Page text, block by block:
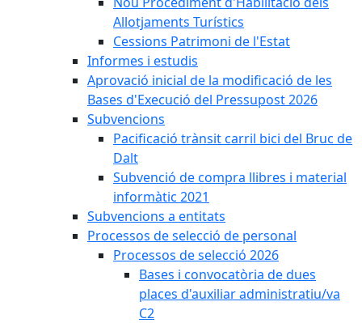
Allotjaments Turístics
Cessions Patrimoni de l'Estat
Informes i estudis
Aprovació inicial de la modificació de les
Bases d'Execució del Pressupost 2026
Subvencions
Pacificació trànsit carril bici del Bruc de
Dalt
Subvenció de compra llibres i material
informàtic 2021
Subvencions a entitats
Processos de selecció de personal
Processos de selecció 2026
Bases i convocatòria de dues
places d'auxiliar administratiu/va
C2